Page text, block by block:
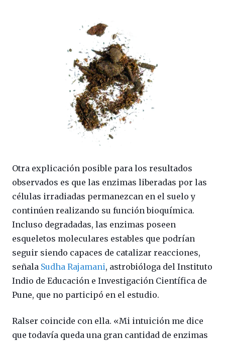
Otra explicación posible para los resultados
observados es que las enzimas liberadas por las
células irradiadas permanezcan en el suelo y
continúen realizando su función bioquímica.
Incluso degradadas, las enzimas poseen
esqueletos moleculares estables que podrían
seguir siendo capaces de catalizar reacciones,
señala Sudha Rajamani, astrobióloga del Instituto
Indio de Educación e Investigación Científica de
Pune, que no participó en el estudio.
Ralser coincide con ella. «Mi intuición me dice
que todavía queda una gran cantidad de enzimas